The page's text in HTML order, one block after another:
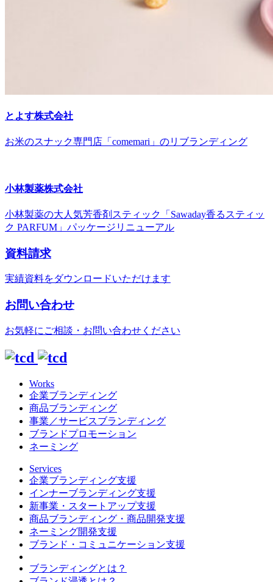
とよす株式会社
お米のスナック専門店「comemari」のリブランディング
小林製薬株式会社
小林製薬の大人気芳香剤スティック「Sawaday香るスティッ
ク PARFUM」パッケージリニューアル
資料請求
実績資料をダウンロードいただけます
お問い合わせ
お気軽にご相談・お問い合わせください
Works
企業ブランディング
商品ブランディング
事業／サービスブランディング
ブランドプロモーション
ネーミング
Services
企業ブランディング支援
インナーブランディング支援
新事業・スタートアップ支援
商品ブランディング・商品開発支援
ネーミング開発支援
ブランド・コミュニケーション支援
ブランディングとは？